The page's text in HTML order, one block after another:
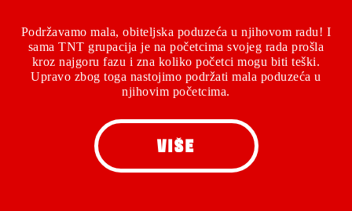
Podržavamo mala, obiteljska poduzeća u njihovom radu! I
sama TNT grupacija je na početcima svojeg rada prošla
kroz najgoru fazu i zna koliko početci mogu biti teški.
Upravo zbog toga nastojimo podržati mala poduzeća u
njihovim početcima.
VIŠE